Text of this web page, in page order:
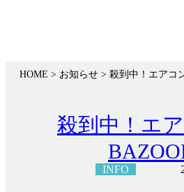
HOME > お知らせ > 殺到中！エアコ
殺到中！エ
INFO